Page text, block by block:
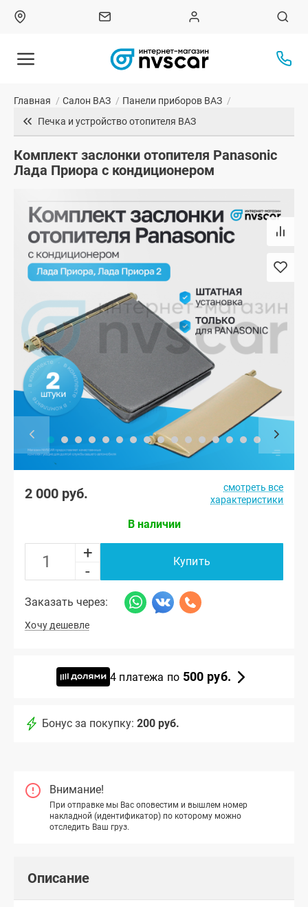
Главная / Салон ВАЗ / Панели приборов ВАЗ /
Печка и устройство отопителя ВАЗ
Комплект заслонки отопителя Panasoniс
Лада Приора с кондиционером
2 000 руб.
смотреть все
характеристики
В наличии
+
-
Купить
Заказать через:
Хочу дешевле
4 платежа по 500 руб.
Бонус за покупку: 200 руб.
Внимание!
При отправке мы Вас оповестим и вышлем номер
накладной (идентификатор) по которому можно
отследить Ваш груз.
Описание